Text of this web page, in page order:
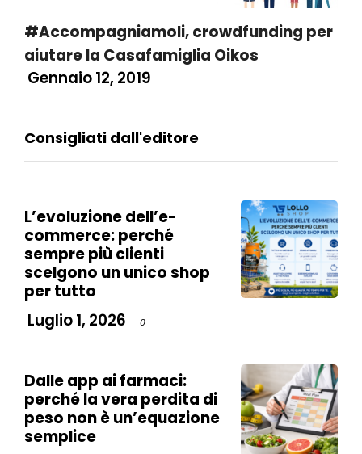
#Accompagniamoli, crowdfunding per
aiutare la Casafamiglia Oikos
Gennaio 12, 2019
Consigliati dall'editore
L’evoluzione dell’e-
commerce: perché
sempre più clienti
scelgono un unico shop
per tutto
Luglio 1, 2026
0
Dalle app ai farmaci:
perché la vera perdita di
peso non è un’equazione
semplice